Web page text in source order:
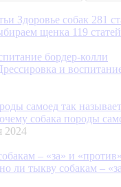
Здоровье собак 281
щенка 119 статей
и
собака породы
2024
ли тыкву собакам –